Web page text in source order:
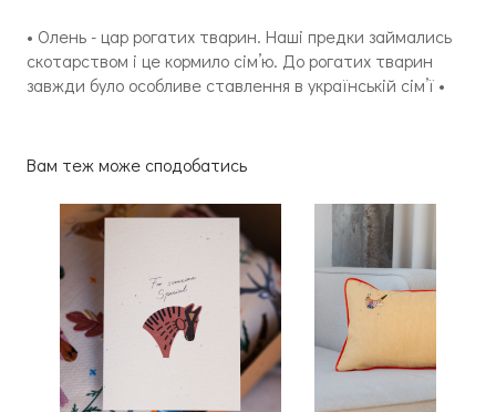
• Олень - цар рогатих тварин. Наші предки займались
скотарством і це кормило сім’ю. До рогатих тварин
завжди було особливе ставлення в українській сім’ї •
Вам теж може сподобатись